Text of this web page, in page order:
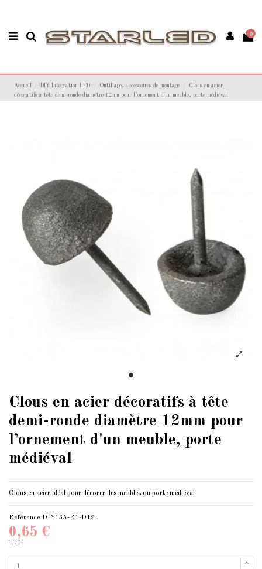
0
Accueil DIY Integration LED Outillage, accessoires de montage
Clous en acier
décoratifs à tête demi-ronde diamètre 12mm pour l’ornement d'un meuble, porte médiéval
Clous en acier décoratifs à tête
demi-ronde diamètre 12mm pour
l’ornement d'un meuble, porte
médiéval
Clous en acier idéal pour décorer des meubles ou porte médiéval
Référence DIY135-R1-D12
0,65 €
TTC